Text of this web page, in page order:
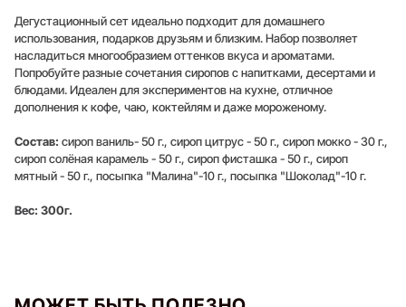
Дегустационный сет идеально подходит для домашнего
использования, подарков друзьям и близким. Набор позволяет
насладиться многообразием оттенков вкуса и ароматами.
Попробуйте разные сочетания сиропов с напитками, десертами и
блюдами. Идеален для экспериментов на кухне, отличное
дополнения к кофе, чаю, коктейлям и даже мороженому.
Состав: сироп ваниль- 50 г., сироп цитрус - 50 г., сироп мокко - 30 г.,
сироп солёная карамель - 50 г., сироп фисташка - 50 г., сироп
мятный - 50 г., посыпка "Малина"-10 г., посыпка "Шоколад"-10 г.
Вес: 300г.